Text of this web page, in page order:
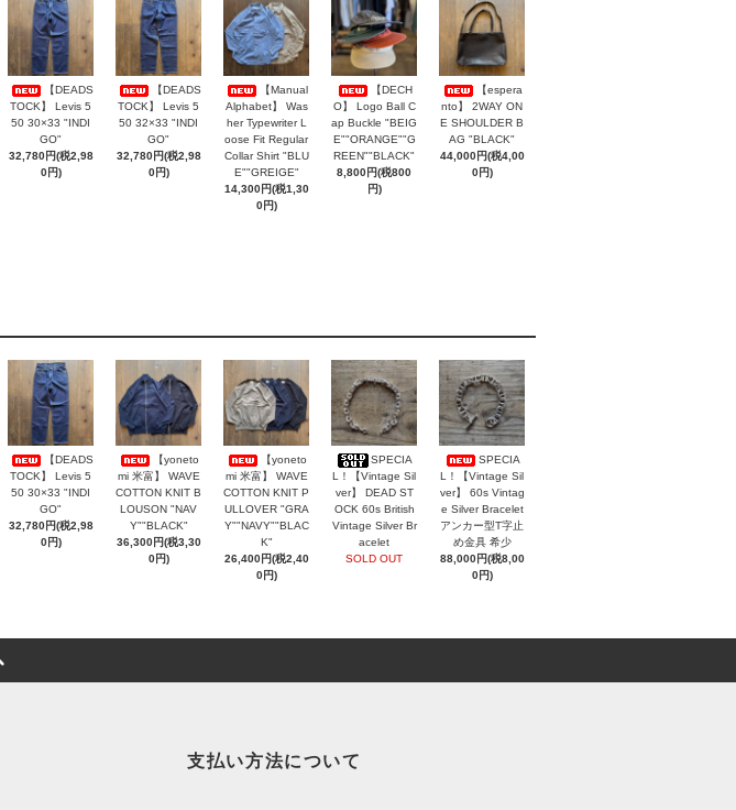
【DEADS
TOCK】 Levis 5
50 30×33 "INDI
GO"
32,780円(税2,98
0円)
【DEADS
TOCK】 Levis 5
50 32×33 "INDI
GO"
32,780円(税2,98
0円)
【Manual
Alphabet】 Was
her Typewriter L
oose Fit Regular
Collar Shirt "BLU
E""GREIGE"
14,300円(税1,30
0円)
【DECH
O】 Logo Ball C
ap Buckle "BEIG
E""ORANGE""G
REEN""BLACK"
8,800円(税800
円)
【espera
nto】 2WAY ON
E SHOULDER B
AG "BLACK"
44,000円(税4,00
0円)
【DEADS
TOCK】 Levis 5
50 30×33 "INDI
GO"
32,780円(税2,98
0円)
【yoneto
mi 米富】 WAVE
COTTON KNIT B
LOUSON "NAV
Y""BLACK"
36,300円(税3,30
0円)
【yoneto
mi 米富】 WAVE
COTTON KNIT P
ULLOVER "GRA
Y""NAVY""BLAC
K"
26,400円(税2,40
0円)
SPECIA
L！【Vintage Sil
ver】 DEAD ST
OCK 60s British
Vintage Silver Br
acelet
SOLD OUT
SPECIA
L！【Vintage Sil
ver】 60s Vintag
e Silver Bracelet
アンカー型T字止
め金具 希少
88,000円(税8,00
0円)
支払い方法について